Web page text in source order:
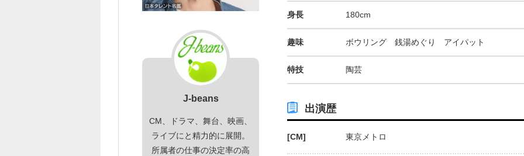
J-beans
CM、ドラマ、舞台、映画、
ライブにと精力的に展開。
所属者の仕事の決定率の高
身長 180cm
趣味 ボウリング 銭湯めぐり アイパット
特技 陶芸
出演歴
[CM] 東京メトロ